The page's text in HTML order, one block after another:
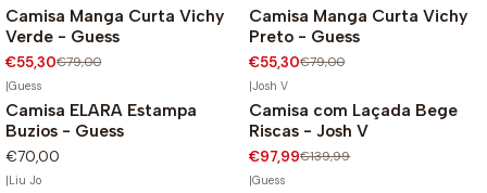
-30%
Camisa Manga Curta Vichy
Verde - Guess
€55,30€79,00
-30%
Camisa Manga Curta Vichy
Preto - Guess
€55,30€79,00
|Guess
Camisa ELARA Estampa
Buzios - Guess
€70,00
-30%
|Josh V
Camisa com Laçada Bege
Riscas - Josh V
€97,99€139,99
|Liu Jo |Guess